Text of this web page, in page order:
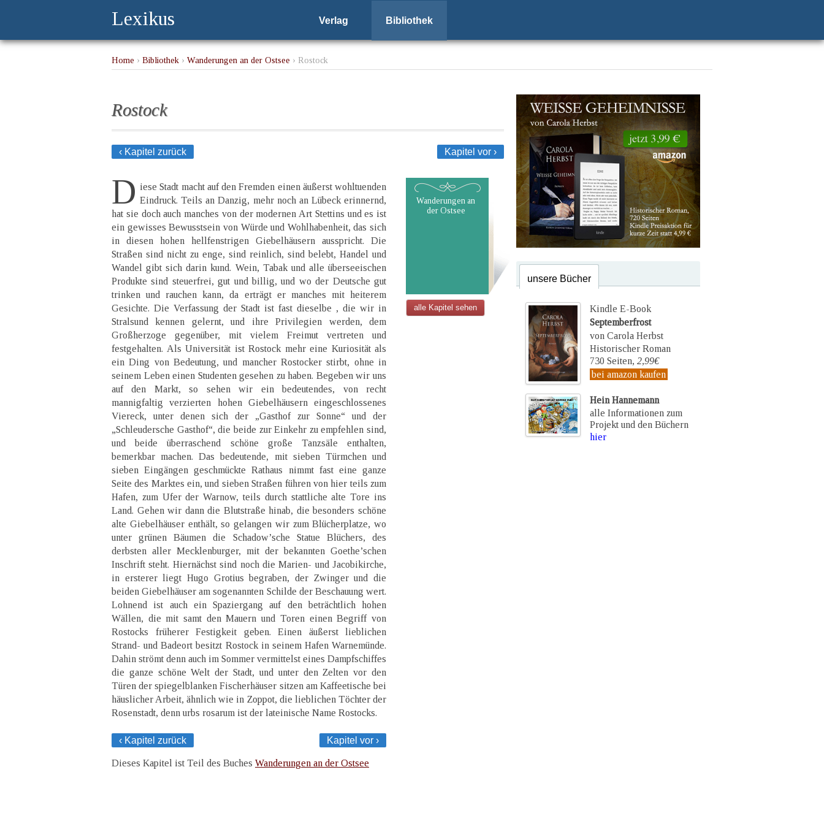
Lexikus Verlag Bibliothek
Home › Bibliothek › Wanderungen an der Ostsee › Rostock
Rostock
‹ Kapitel zurück Kapitel vor ›
D iese Stadt macht auf den Fremden einen äußerst wohltuenden
Eindruck. Teils an Danzig, mehr noch an Lübeck erinnernd,
hat sie doch auch manches von der modernen Art Stettins und es ist
ein gewisses Bewusstsein von Würde und Wohlhabenheit, das sich
in diesen hohen hellfenstrigen Giebelhäusern ausspricht. Die
Straßen sind nicht zu enge, sind reinlich, sind belebt, Handel und
Wandel gibt sich darin kund. Wein, Tabak und alle überseeischen
Produkte sind steuerfrei, gut und billig, und wo der Deutsche gut
trinken und rauchen kann, da erträgt er manches mit heiterem
Gesichte. Die Verfassung der Stadt ist fast dieselbe , die wir in
Stralsund kennen gelernt, und ihre Privilegien werden, dem
Großherzoge gegenüber, mit vielem Freimut vertreten und
festgehalten. Als Universität ist Rostock mehr eine Kuriosität als
ein Ding von Bedeutung, und mancher Rostocker stirbt, ohne in
seinem Leben einen Studenten gesehen zu haben. Begeben wir uns
auf den Markt, so sehen wir ein bedeutendes, von recht
mannigfaltig verzierten hohen Giebelhäusern eingeschlossenes
Viereck, unter denen sich der „Gasthof zur Sonne“ und der
„Schleudersche Gasthof“, die beide zur Einkehr zu empfehlen sind,
und beide überraschend schöne große Tanzsäle enthalten,
bemerkbar machen. Das bedeutende, mit sieben Türmchen und
sieben Eingängen geschmückte Rathaus nimmt fast eine ganze
Seite des Marktes ein, und sieben Straßen führen von hier teils zum
Hafen, zum Ufer der Warnow, teils durch stattliche alte Tore ins
Land. Gehen wir dann die Blutstraße hinab, die besonders schöne
alte Giebelhäuser enthält, so gelangen wir zum Blücherplatze, wo
unter grünen Bäumen die Schadow’sche Statue Blüchers, des
derbsten aller Mecklenburger, mit der bekannten Goethe’schen
Inschrift steht. Hiernächst sind noch die Marien- und Jacobikirche,
in ersterer liegt Hugo Grotius begraben, der Zwinger und die
beiden Giebelhäuser am sogenannten Schilde der Beschauung wert.
Lohnend ist auch ein Spaziergang auf den beträchtlich hohen
Wällen, die mit samt den Mauern und Toren einen Begriff von
Rostocks früherer Festigkeit geben. Einen äußerst lieblichen
Strand- und Badeort besitzt Rostock in seinem Hafen Warnemünde.
Dahin strömt denn auch im Sommer vermittelst eines Dampfschiffes
die ganze schöne Welt der Stadt, und unter den Zelten vor den
Türen der spiegelblanken Fischerhäuser sitzen am Kaffeetische bei
häuslicher Arbeit, ähnlich wie in Zoppot, die lieblichen Töchter der
Rosenstadt, denn urbs rosarum ist der lateinische Name Rostocks.
‹ Kapitel zurück Kapitel vor ›
Dieses Kapitel ist Teil des Buches Wanderungen an der Ostsee
Wanderungen an
der Ostsee
alle Kapitel sehen
unsere Bücher
Kindle E-Book
Septemberfrost
von Carola Herbst
Historischer Roman
730 Seiten, 2,99€
bei amazon kaufen
Hein Hannemann
alle Informationen zum
Projekt und den Büchern
hier